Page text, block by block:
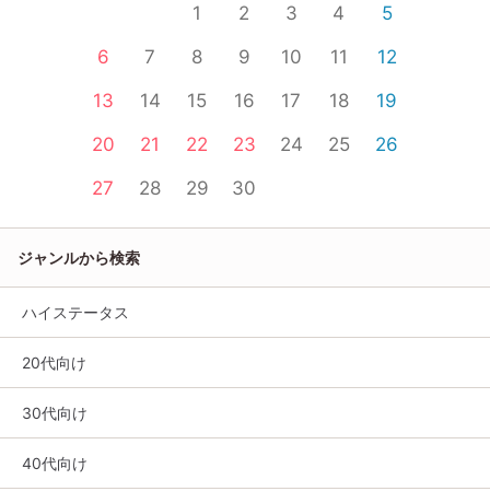
1 2 3 4
5
6
7 8 9 10 11
12
13
14 15 16 17 18
19
20
21 22 23 24 25
26
27
28 29 30
ジャンルから検索
ハイステータス
20代向け
30代向け
40代向け